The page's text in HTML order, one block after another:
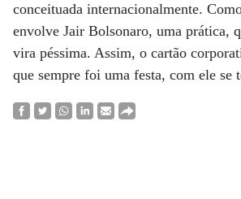
conceituada internacionalmente.
envolve Jair Bolsonaro, uma prática,
vira péssima. Assim, o cartão
que sempre foi uma festa, com ele se